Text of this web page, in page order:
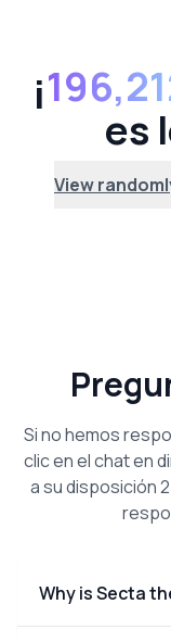
¡
es
View
Si no hemos
clic en el chat en
a su disposición
Why is Secta